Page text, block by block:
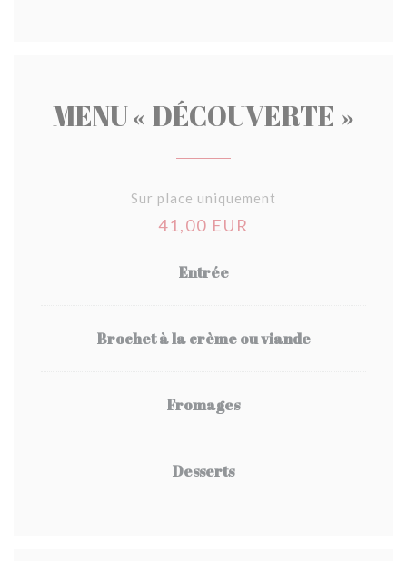
MENU « DÉCOUVERTE »
Sur place uniquement
41,00 EUR
Entrée
Brochet à la crème ou viande
Fromages
Desserts